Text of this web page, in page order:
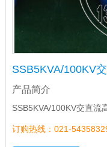
SSB5KVA/100KV
产品简介
SSB5KVA/100KV交直流
订购热线：021-